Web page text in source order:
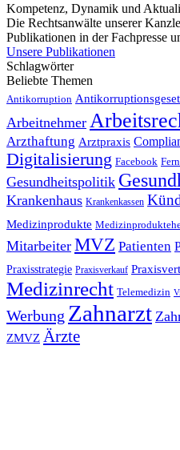
Kompetenz, Dynamik und
Die Rechtsanwälte unserer
Publikationen in der Fachpresse
Unsere Publikationen
Schlagwörter
Beliebte Themen
Antikorruption
Arbeitnehmer
Arzthaftung Arztpraxis
Digitalisierung Facebook
Gesundheitspolitik
Krankenhaus Krankenkassen
Medizinprodukte
Mitarbeiter MVZ Patienten
Praxisstrategie Praxisverkauf
Medizinrecht Telemedizin
Werbung Zahnarzt
ZMVZ Ärzte